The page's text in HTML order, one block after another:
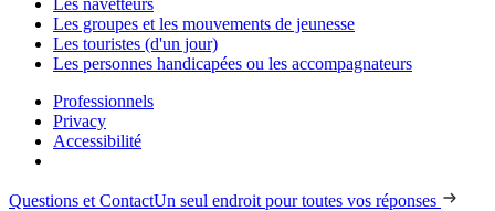
Les navetteurs
Les groupes et les mouvements de jeunesse
Les touristes (d'un jour)
Les personnes handicapées ou les accompagnateurs
Professionnels
Privacy
Accessibilité
Questions et ContactUn seul endroit pour toutes vos réponses